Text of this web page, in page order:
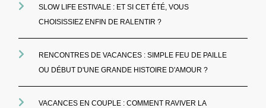
SLOW LIFE ESTIVALE : ET SI CET ÉTÉ, VOUS
CHOISISSIEZ ENFIN DE RALENTIR ?
RENCONTRES DE VACANCES : SIMPLE FEU DE PAILLE
OU DÉBUT D'UNE GRANDE HISTOIRE D'AMOUR ?
VACANCES EN COUPLE : COMMENT RAVIVER LA